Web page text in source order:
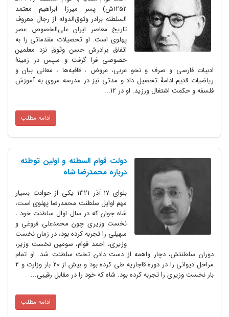
1252ش) پسر میرزا ابراهیم معتمد
السلطنه برادر وثوق‌الدوله از رجال معروف
تاریخ معاصر ایران علی‌الخصوص عصر
پهلوی است. او تحصیلات مقدماتی را به
اتفاق برادرش حسن وثوق نزد معلمین
خصوصی فرا گرفت و سپس در زمینۀ
ادبیات فارسی و صرف و نحو عربی، عروض ، قافیه‌ها ، معانی بیان و
ریاضیات قدیم ادامۀ تحصیل داد و مدتی نیز در مدرسه مروی به آموزش
فلسفه و حکمت اشتغال ورزید. او در 12...
ادامه مطلب
دولت قوام السطنه و اولین توطئه
درباره محمدرضا شاه
بلوای 17 آذر 1321 یکی از حوادث بسیار
مهم اوایل سلطنت محمدرضا پهلوی است،
شاه جوان که در سال اوال سلطنت خود ،
نخست وزیری چون محمدعلی فروغی و
سهیلی را تجربه کرده بود، در زمان نخست
وزیری، احمد قوام، سومین نخست وزیر،
دوران سلطنتش، دچار واهمه از دست دادن تخت سلطنت شد. او تمام
مراحل دیوانی را در دوره قاجاریه طی کرده بود و بیش از 20 بار وزارت و 2
بار نخست وزیری را تجربه کرده بود. شاه که خود را در مقابل رقیبی...
ادامه مطلب